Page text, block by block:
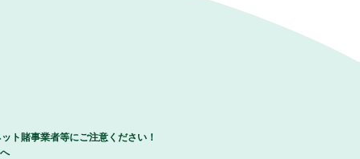
ト賭事業者等にご注意ください！